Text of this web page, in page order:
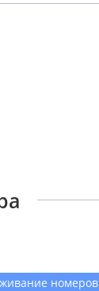
номеров